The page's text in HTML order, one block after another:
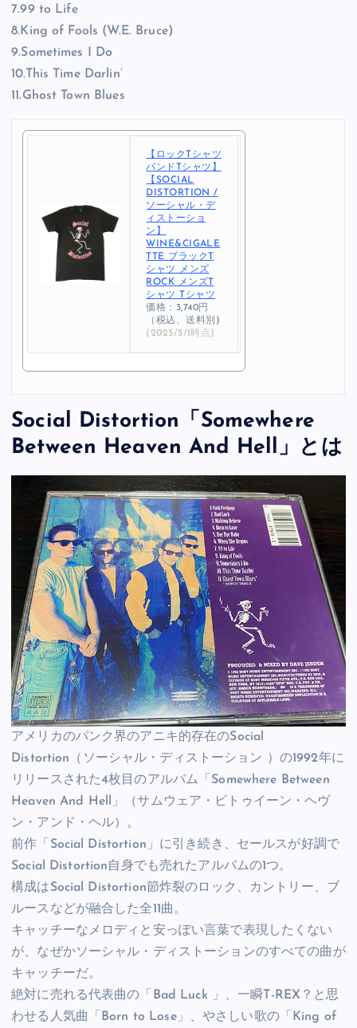
7.99 to Life
8.King of Fools (W.E. Bruce)
9.Sometimes I Do
10.This Time Darlin’
11.Ghost Town Blues
【ロックTシャツ
バンドTシャツ】
【SOCIAL
DISTORTION /
ソーシャル・デ
ィストーショ
ン】
WINE&CIGALE
TTE ブラックT
シャツ メンズ
ROCK メンズT
シャツ Tシャツ
価格：3,740円
（税込、送料別)
(2025/5/1時点)
Social Distortion「Somewhere
Between Heaven And Hell」とは
アメリカのパンク界のアニキ的存在のSocial
Distortion（ソーシャル・ディストーション ）の1992年に
リリースされた4枚目のアルバム「Somewhere Between
Heaven And Hell」（サムウェア・ビトゥイーン・ヘヴ
ン・アンド・ヘル）。
前作「Social Distortion」に引き続き、セールスが好調で
Social Distortion自身でも売れたアルバムの1つ。
構成はSocial Distortion節炸裂のロック、カントリー、ブ
ルースなどが融合した全11曲。
キャッチーなメロディと安っぽい言葉で表現したくない
が、なぜかソーシャル・ディストーションのすべての曲が
キャッチーだ。
絶対に売れる代表曲の「Bad Luck 」、一瞬T-REX？と思
わせる人気曲「Born to Lose」、やさしい歌の「King of